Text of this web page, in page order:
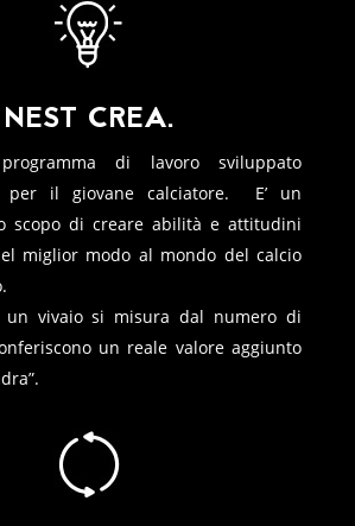
NEST CREA.
di lavoro sviluppato
per il giovane calciatore. E’ un
scopo di creare abilità e attitudini
miglior modo al mondo del calcio
un vivaio si misura dal numero di
un reale valore aggiunto